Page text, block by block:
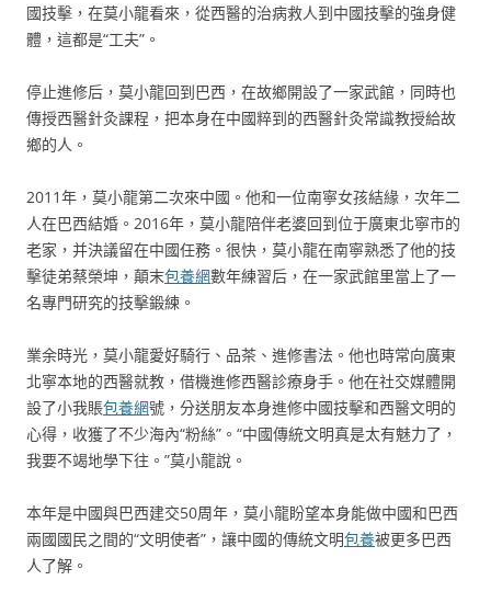
國技擊，在莫小龍看來，從西醫的治病救人到中國技擊的強身健
體，這都是“工夫”。
停止進修后，莫小龍回到巴西，在故鄉開設了一家武館，同時也
傳授西醫針灸課程，把本身在中國粹到的西醫針灸常識教授給故
鄉的人。
2011年，莫小龍第二次來中國。他和一位南寧女孩結緣，次年二
人在巴西結婚。2016年，莫小龍陪伴老婆回到位于廣東北寧市的
老家，并決議留在中國任務。很快，莫小龍在南寧熟悉了他的技
擊徒弟蔡榮坤，顛末包養網數年練習后，在一家武館里當上了一
名專門研究的技擊鍛練。
業余時光，莫小龍愛好騎行、品茶、進修書法。他也時常向廣東
北寧本地的西醫就教，借機進修西醫診療身手。他在社交媒體開
設了小我賬包養網號，分送朋友本身進修中國技擊和西醫文明的
心得，收獲了不少海內“粉絲”。“中國傳統文明真是太有魅力了，
我要不竭地學下往。”莫小龍說。
本年是中國與巴西建交50周年，莫小龍盼望本身能做中國和巴西
兩國國民之間的“文明使者”，讓中國的傳統文明包養被更多巴西
人了解。